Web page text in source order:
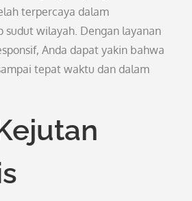
terpercaya dalam
sudut wilayah. Dengan layanan
Anda dapat yakin bahwa
tepat waktu dan dalam